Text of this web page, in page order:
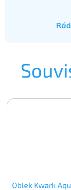
Oblek Kwark